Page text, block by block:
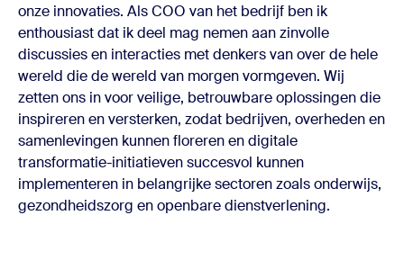
onze innovaties. Als COO van het bedrijf ben ik
enthousiast dat ik deel mag nemen aan zinvolle
discussies en interacties met denkers van over de hele
wereld die de wereld van morgen vormgeven. Wij
zetten ons in voor veilige, betrouwbare oplossingen die
inspireren en versterken, zodat bedrijven, overheden en
samenlevingen kunnen floreren en digitale
transformatie-initiatieven succesvol kunnen
implementeren in belangrijke sectoren zoals onderwijs,
gezondheidszorg en openbare dienstverlening.